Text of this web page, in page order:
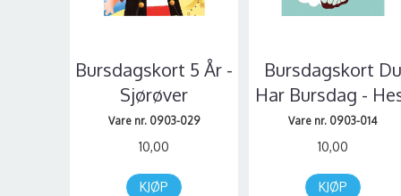
Bursdagskort 5 År -
Sjørøver
Vare nr. 0903-029
10,00
KJØP
Bursdagskort Du
Har Bursdag -
Vare nr. 0903-014
10,00
KJØP